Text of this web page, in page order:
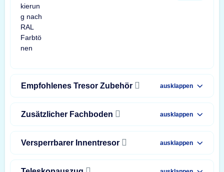
Empfohlenes Tresor Zubehör ausklappen
Zusätzlicher Fachboden ausklappen
Versperrbarer Innentresor ausklappen